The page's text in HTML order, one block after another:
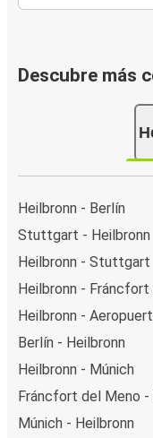
Descubre más
Heilbronn - Berlín
Stuttgart - Heilbronn
Heilbronn - Stuttgart
Heilbronn - Fráncfort
Heilbronn -
Berlín - Heilbronn
Heilbronn - Múnich
Fráncfort del Meno -
Múnich - Heilbronn